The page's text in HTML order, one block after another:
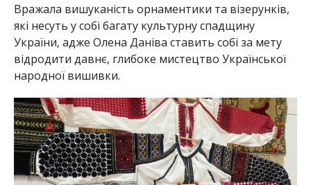
Вражала вишуканість орнаментики та візерунків,
які несуть у собі багату культурну спадщину
України, адже Олена Даніва ставить собі за мету
відродити давнє, глибоке мистецтво Української
народної вишивки.